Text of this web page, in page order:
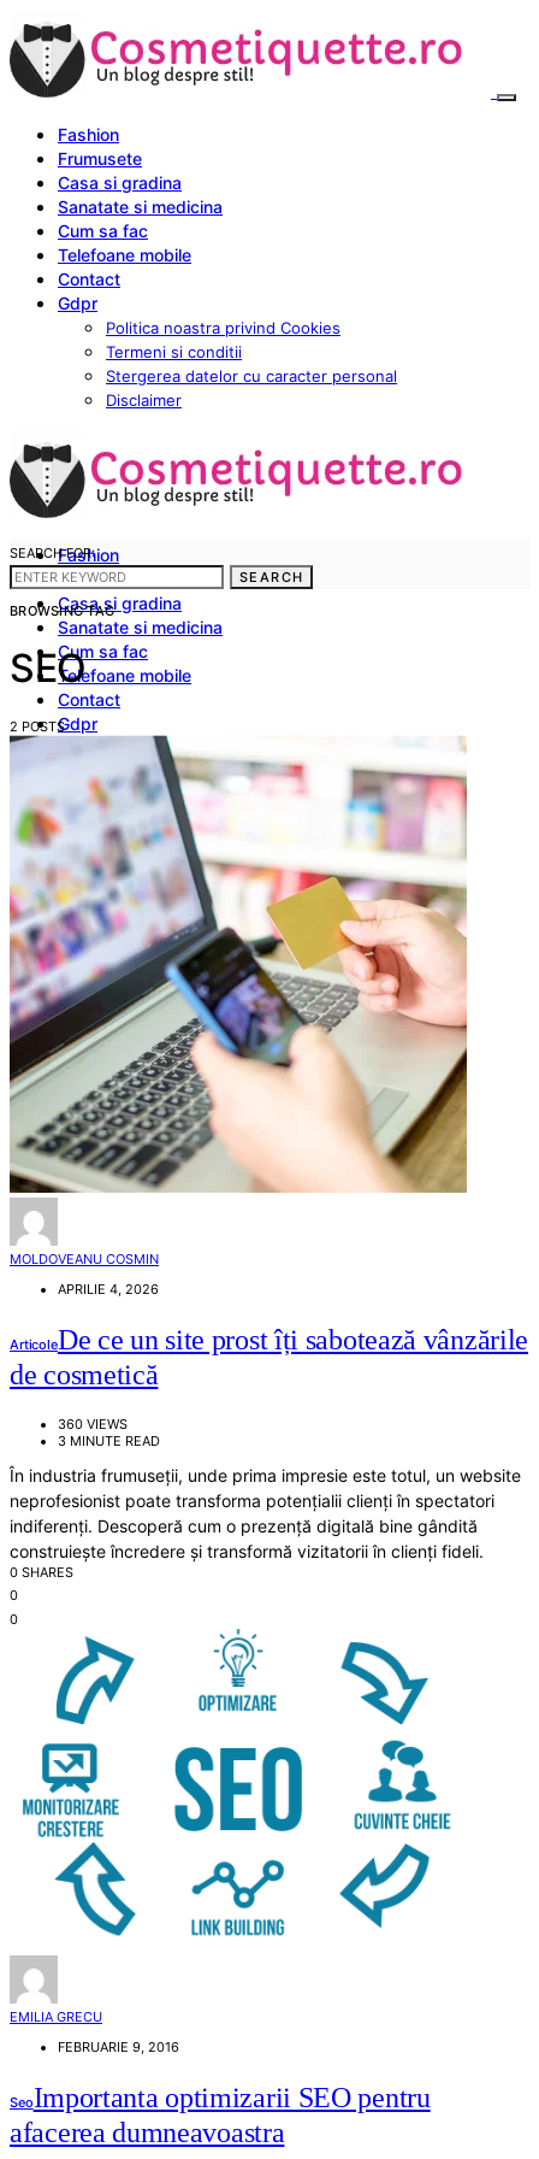
Fashion
Frumusete
Casa si gradina
Sanatate si medicina
Cum sa fac
Telefoane mobile
Contact
Gdpr
Politica noastra privind Cookies
Termeni si conditii
Stergerea datelor cu caracter personal
Disclaimer
Fashion
Frumusete
Casa si gradina
Sanatate si medicina
Cum sa fac
Telefoane mobile
Contact
Gdpr
Politica noastra privind Cookies
Termeni si conditii
Stergerea datelor cu caracter personal
Disclaimer
SEARCH FOR:
SEARCH
BROWSING TAG
SEO
2 POSTS
MOLDOVEANU COSMIN
APRILIE 4, 2026
ArticoleDe ce un site prost îți sabotează vânzările
de cosmetică
360 VIEWS
3 MINUTE READ
În industria frumuseții, unde prima impresie este totul, un website
neprofesionist poate transforma potențialii clienți în spectatori
indiferenți. Descoperă cum o prezență digitală bine gândită
construiește încredere și transformă vizitatorii în clienți fideli.
0 SHARES
0
0
EMILIA GRECU
FEBRUARIE 9, 2016
SeoImportanta optimizarii SEO pentru
afacerea dumneavoastra